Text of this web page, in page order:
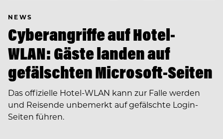
NEWS
Cyberangriffe auf Hotel-
WLAN: Gäste landen auf
gefälschten Microsoft-Seiten
Das offizielle Hotel-WLAN kann zur Falle werden
und Reisende unbemerkt auf gefälschte Login-
Seiten führen.